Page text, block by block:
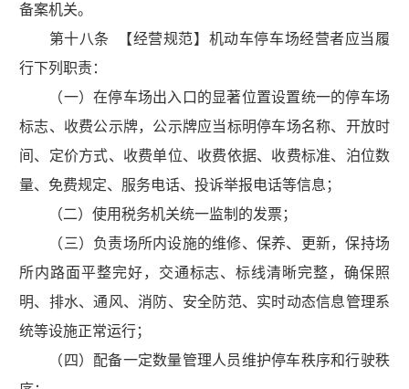
备案机关。
第十八条 【经营规范】机动车停车场经营者应当履
行下列职责：
（一）在停车场出入口的显著位置设置统一的停车场
标志、收费公示牌，公示牌应当标明停车场名称、开放时
间、定价方式、收费单位、收费依据、收费标准、泊位数
量、免费规定、服务电话、投诉举报电话等信息；
（二）使用税务机关统一监制的发票；
（三）负责场所内设施的维修、保养、更新，保持场
所内路面平整完好，交通标志、标线清晰完整，确保照
明、排水、通风、消防、安全防范、实时动态信息管理系
统等设施正常运行；
（四）配备一定数量管理人员维护停车秩序和行驶秩